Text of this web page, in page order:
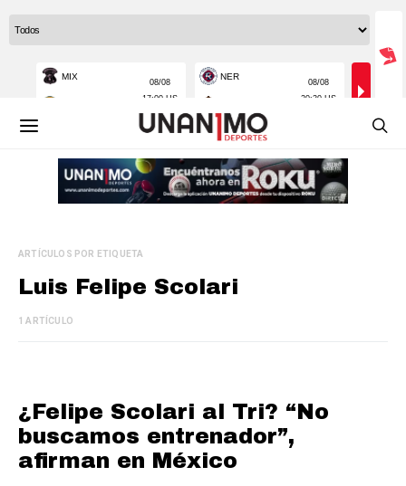
ARTÍCULOS POR ETIQUETA
Luis Felipe Scolari
1 ARTÍCULO
¿Felipe Scolari al Tri? “No
buscamos entrenador”,
afirman en México